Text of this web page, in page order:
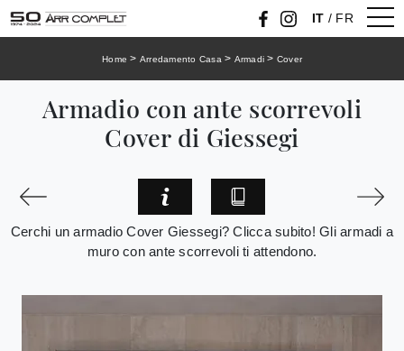
IT / FR
Home > Arredamento Casa> Armadi > Cover
Armadio con ante scorrevoli
Cover di Giessegi
Cerchi un armadio Cover Giessegi? Clicca subito! Gli armadi a
muro con ante scorrevoli ti attendono.